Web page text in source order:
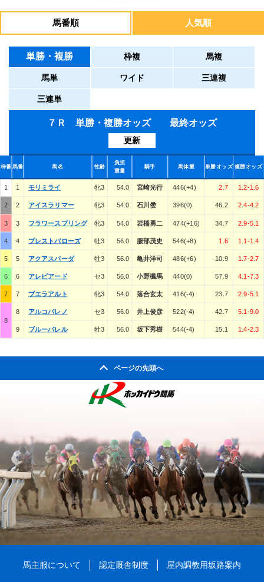
馬番順 人気順
単勝・複勝 枠複 馬複
馬単 ワイド 三連複
三連単
７Ｒ 単勝・複勝オッズ 最終オッズ
更新
枠番馬番 馬名 性齢
負担
重量
騎手 馬体重 単勝オッズ 複勝オッズ
1 1 モリミライ 牝3 54.0 宮崎光行 446(+4) 2.7 1.2-1.6
2 2 アイスラリマー 牝3 54.0 石川倭 396(0) 46.2 2.4-4.2
3 3 フラワースプリング 牝3 54.0 岩橋勇二 474(+16) 34.7 2.9-5.1
4 4 プレストバローズ 牡3 56.0 服部茂史 546(+8) 1.6 1.1-1.4
5 5 アクアスパーダ 牡3 56.0 亀井洋司 486(+6) 10.9 1.7-2.7
6 6 アレピアード セ3 56.0 小野楓馬 440(0) 57.9 4.1-7.3
7 7 ブエラアルト 牝3 54.0 落合玄太 416(-4) 23.7 2.9-5.1
8
8 アルコバレノ セ3 56.0 井上俊彦 522(-4) 42.7 5.1-9.0
9 ブルーバレル 牡3 56.0 坂下秀樹 544(-4) 15.1 1.4-2.3
ページの先頭へ
馬主服について 認定厩舎制度 屋内調教用坂路案内